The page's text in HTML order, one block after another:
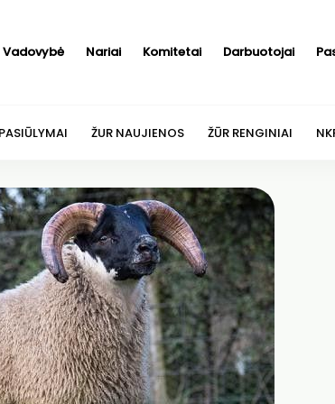
Vadovybė Nariai Komitetai Darbuotojai
ŽUR NAUJIENOS ŽŪR RENGINIAI